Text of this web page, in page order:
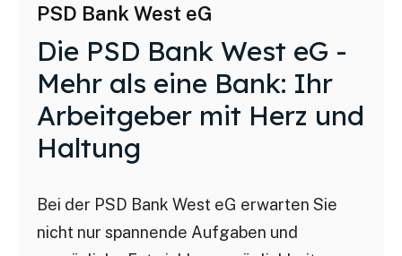
PSD Bank West eG
Die PSD Bank West eG -
Mehr als eine Bank: Ihr
Arbeitgeber mit Herz und
Haltung
Bei der PSD Bank West eG erwarten Sie
nicht nur spannende Aufgaben und